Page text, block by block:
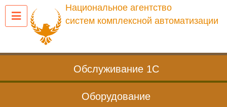
Перейти
содержанию
Национальное агентство
систем комплексной автоматизации
Обслуживание 1С
Оборудование